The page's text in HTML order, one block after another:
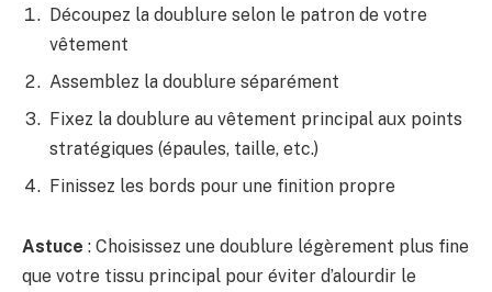
Découpez la doublure selon le patron de votre
vêtement
Assemblez la doublure séparément
Fixez la doublure au vêtement principal aux points
stratégiques (épaules, taille, etc.)
Finissez les bords pour une finition propre
Astuce : Choisissez une doublure légèrement plus fine
que votre tissu principal pour éviter d’alourdir le